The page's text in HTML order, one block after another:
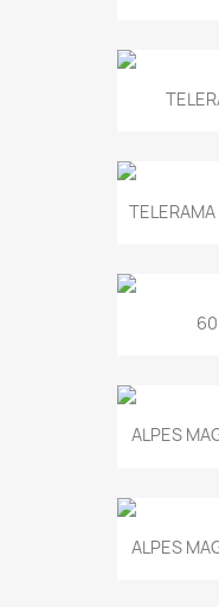
ALPES
ALPES